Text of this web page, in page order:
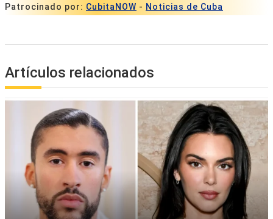
Patrocinado por: CubitaNOW - Noticias de Cuba
Artículos relacionados